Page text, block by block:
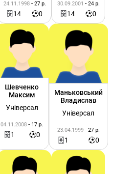
24.11.1998 - 27 р.
14 0
30.09.2001 - 24 р.
14 0
Шевченко
Максим
Універсал
04.11.2008 - 17 р.
1 0
Маньковський
Владислав
Універсал
23.04.1999 - 27 р.
1 0